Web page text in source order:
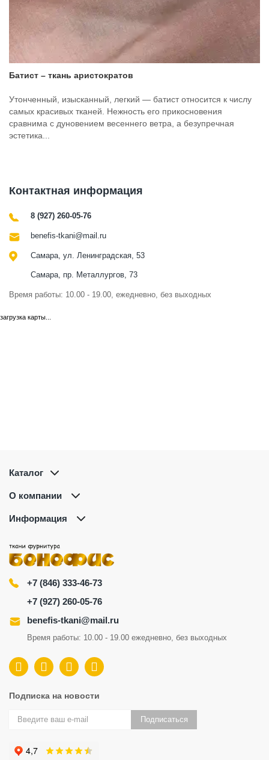
Батист – ткань аристократов
Утонченный, изысканный, легкий — батист относится к числу
самых красивых тканей. Нежность его прикосновения
сравнима с дуновением весеннего ветра, а безупречная
эстетика...
Контактная информация
8 (927) 260-05-76
benefis-tkani@mail.ru
Самара, ул. Ленинградская, 53
Самара, пр. Металлургов, 73
Время работы: 10.00 - 19.00, ежедневно, без выходных
загрузка карты...
Каталог
О компании
Информация
+7 (846) 333-46-73
+7 (927) 260-05-76
benefis-tkani@mail.ru
Время работы: 10.00 - 19.00 ежедневно, без выходных
Подписка на новости
Подписаться